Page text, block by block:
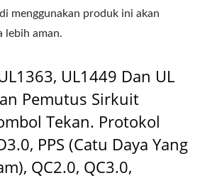
menggunakan produk ini akan
lebih aman.
UL1449 Dan UL
Pemutus Sirkuit
Tekan. Protokol
PPS (Catu Daya Yang
QC2.0, QC3.0,